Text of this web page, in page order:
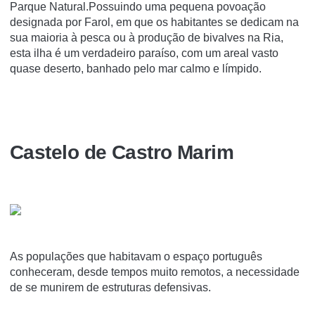
Parque Natural.Possuindo uma pequena povoação
designada por Farol, em que os habitantes se dedicam na
sua maioria à pesca ou à produção de bivalves na Ria,
esta ilha é um verdadeiro paraíso, com um areal vasto
quase deserto, banhado pelo mar calmo e límpido.
Castelo de Castro Marim
As populações que habitavam o espaço português
conheceram, desde tempos muito remotos, a necessidade
de se munirem de estruturas defensivas.